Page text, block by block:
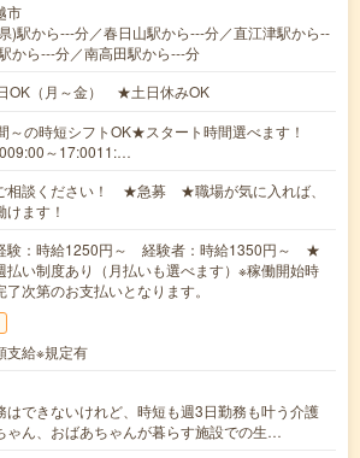
市
)駅から---分／春日山駅から---分／直江津駅から--
から---分／南高田駅から---分
OK（月～金） ★土日休みOK
～の時短シフトOK★スタート時間選べます！
～17:0011:…
相談ください！ ★急募 ★職場が気に入れば、
ます！
験：時給1250円～ 経験者：時給1350円～ ★
払い制度あり（月払いも選べます）※稼働開始時
次第のお支払いとなります。
支給※規定有
はできないけれど、時短も週3日勤務も叶う介護
ゃん、おばあちゃんが暮らす施設での生…